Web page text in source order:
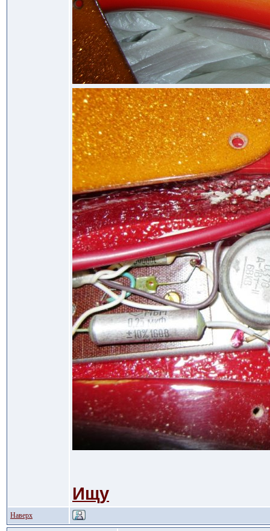
Ищу
Наверх